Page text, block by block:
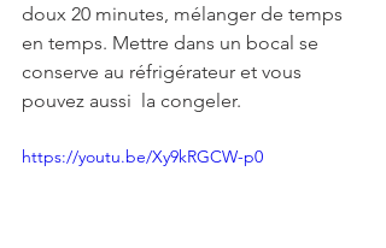
doux 20 minutes, mélanger de temps
en temps. Mettre dans un bocal se
conserve au réfrigérateur et vous
pouvez aussi  la congeler.
https://youtu.be/Xy9kRGCW-p0